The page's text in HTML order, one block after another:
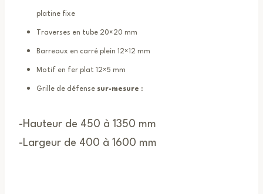
platine fixe
Traverses en tube 20×20 mm
Barreaux en carré plein 12×12 mm
Motif en fer plat 12×5 mm
Grille de défense sur-mesure :
-Hauteur de 450 à 1350 mm
-Largeur de 400 à 1600 mm